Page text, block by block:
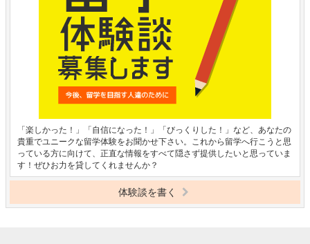
「楽しかった！」「自信になった！」「びっくりした！」など、あなたの
貴重でユニークな留学体験をお聞かせ下さい。これから留学へ行こうと思
っている方に向けて、正直な情報をすべて隠さず提供したいと思っていま
す！ぜひお力を貸してくれませんか？
体験談を書く